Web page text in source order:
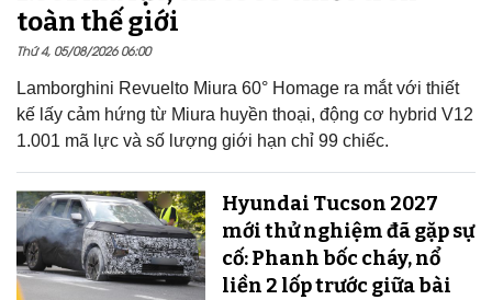
toàn thế giới
Thứ 4, 05/08/2026 06:00
Lamborghini Revuelto Miura 60° Homage ra mắt với thiết
kế lấy cảm hứng từ Miura huyền thoại, động cơ hybrid V12
1.001 mã lực và số lượng giới hạn chỉ 99 chiếc.
Hyundai Tucson 2027
mới thử nghiệm đã gặp sự
cố: Phanh bốc cháy, nổ
liền 2 lốp trước giữa bài